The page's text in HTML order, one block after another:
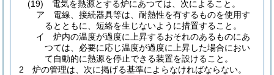
(19)
電気を熱源とする炉にあつては、次によること。
ア
電線、接続器具等は、耐熱性を有するものを使用す
るとともに、短絡を生じないように措置すること。
イ
炉内の温度が過度に上昇するおそれのあるものにあ
つては、必要に応じ温度が過度に上昇した場合におい
て自動的に熱源を停止できる装置を設けること。
2
炉の管理は、次に掲げる基準によらなければならない。